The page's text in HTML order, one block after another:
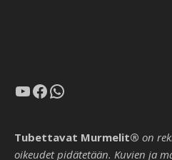
YouTube
Facebook
WhatsApp
Tubettavat Murmelit® on
oikeudet pidätetään. Kuvien ja